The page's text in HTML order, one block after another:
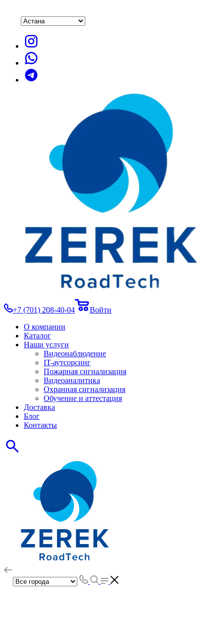
+7 (701) 208-40-04
Войти
О компании
Каталог
Наши услуги
Видеонаблюдение
IT-аутсорсинг
Пожарная сигнализация
Видеоаналитика
Охранная сигнализация
Обучение и аттестация
Доставка
Блог
Контакты